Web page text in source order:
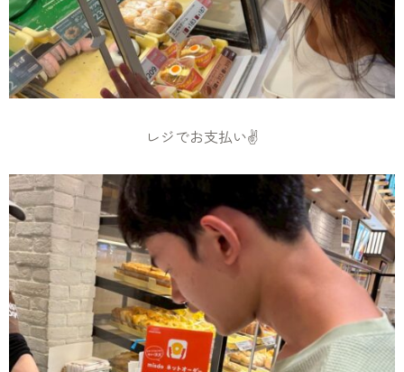
レジでお支払い✌️